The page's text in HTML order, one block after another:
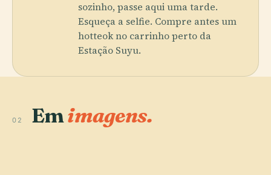
sozinho, passe aqui uma tarde.
Esqueça a selfie. Compre antes um
hotteok no carrinho perto da
Estação Suyu.
02 Emimagens.